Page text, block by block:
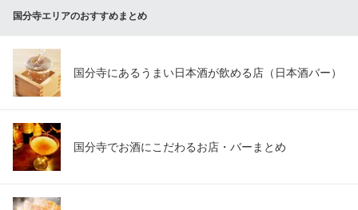
国分寺エリアのおすすめまとめ
国分寺にあるうまい日本酒が飲める店（日本酒バー）
国分寺でお酒にこだわるお店・バーまとめ